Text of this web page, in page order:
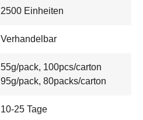
2500 Einheiten
Verhandelbar
55g/pack, 100pcs/carton
95g/pack, 80packs/carton
10-25 Tage